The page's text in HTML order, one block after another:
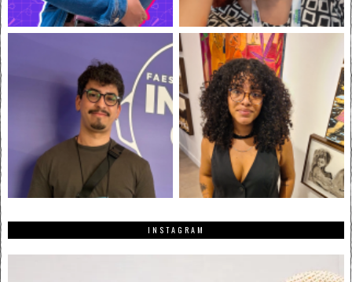
INSTAGRAM